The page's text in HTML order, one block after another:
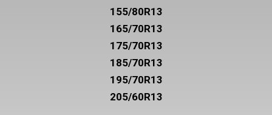
155/80R13
165/70R13
175/70R13
185/70R13
195/70R13
205/60R13